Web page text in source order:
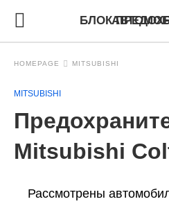
БЛОК
HOMEPAGE MITSUBISHI
MITSUBISHI
Mitsubishi
Рассмотрены